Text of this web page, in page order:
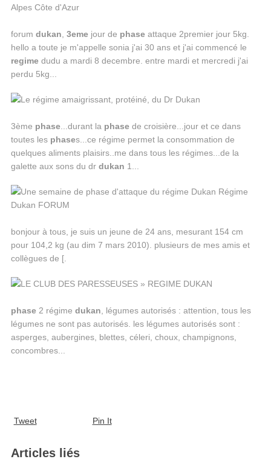
forum dukan 3emejour de phaseattaque 2premier jour 5kg.
hello a toute je m'appelle sonia j'ai 30 ans et j'ai commencé le
regimedudu a mardi 8 decembre. entre mardi et mercredi j'ai
perdu 5kg...
3ème phase...durant la phasede croisière...jour et ce dans
toutes les phases...ce régime permet la consommation de
quelques aliments plaisirs..me dans tous les régimes...de la
galette aux sons du dr dukan 1...
bonjour à tous, je suis un jeune de 24 ans, mesurant 154 cm
pour 104,2 kg (au dim 7 mars 2010). plusieurs de mes amis et
collègues de [.
phase2 régime dukan , légumes autorisés : attention, tous les
légumes ne sont pas autorisés. les légumes autorisés sont :
asperges, aubergines, blettes, céleri, choux, champignons,
concombres...
Tweet Pin It
Articles liés